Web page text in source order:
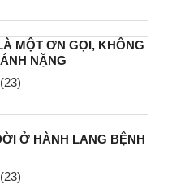
MỘT ƠN GỌI, KHÔNG
NẶNG
(23)
Ở HÀNH LANG BỆNH
(23)